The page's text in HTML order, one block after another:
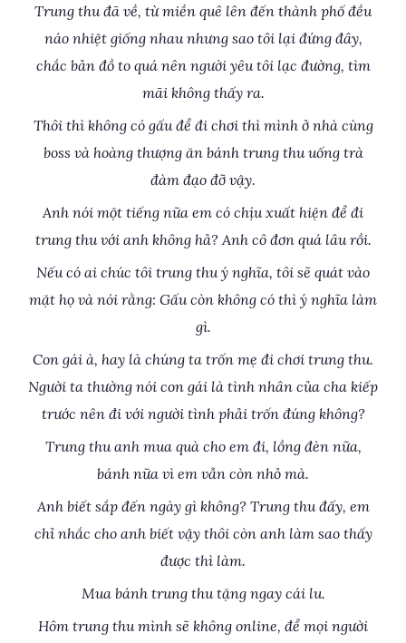
Trung thu đã về, từ miền quê lên đến thành phố đều
náo nhiệt giống nhau nhưng sao tôi lại đứng đây,
chắc bản đồ to quá nên người yêu tôi lạc đường, tìm
mãi không thấy ra.
Thôi thì không có gấu để đi chơi thì mình ở nhà cùng
boss và hoàng thượng ăn bánh trung thu uống trà
đàm đạo đỡ vậy.
Anh nói một tiếng nữa em có chịu xuất hiện để đi
trung thu với anh không hả? Anh cô đơn quá lâu rồi.
Nếu có ai chúc tôi trung thu ý nghĩa, tôi sẽ quát vào
mặt họ và nói rằng: Gấu còn không có thì ý nghĩa làm
gì.
Con gái à, hay là chúng ta trốn mẹ đi chơi trung thu.
Người ta thường nói con gái là tình nhân của cha kiếp
trước nên đi với người tình phải trốn đúng không?
Trung thu anh mua quà cho em đi, lồng đèn nữa,
bánh nữa vì em vẫn còn nhỏ mà.
Anh biết sắp đến ngày gì không? Trung thu đấy, em
chỉ nhắc cho anh biết vậy thôi còn anh làm sao thấy
được thì làm.
Mua bánh trung thu tặng ngay cái lu.
Hôm trung thu mình sẽ không online, để mọi người